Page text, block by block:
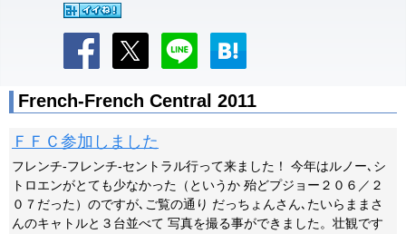
French-French Central 2011
ＦＦＣ参加しました
フレンチ-フレンチ-セントラル行って来ました！ 今年はルノー､シ
トロエンがとても少なかった（というか 殆どプジョー２０６／２
０７だった）のですが､ご覧の通り だっちょんさん､たいらままさ
んのキャトルと３台並べて 写真を撮る事ができました。壮観です